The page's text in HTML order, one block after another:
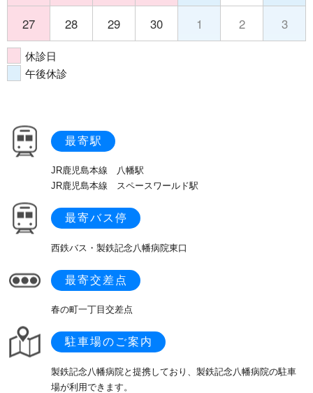
27 28 29 30 1 2 3
休診日
午後休診
最寄駅
JR鹿児島本線 八幡駅
JR鹿児島本線 スペースワールド駅
最寄バス停
西鉄バス・製鉄記念八幡病院東口
最寄交差点
春の町一丁目交差点
駐車場のご案内
製鉄記念八幡病院と提携しており、製鉄記念八幡病院の駐車
場が利用できます。